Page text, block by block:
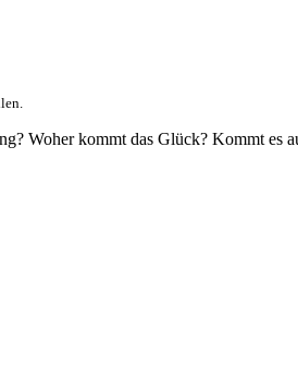
Woher kommt das Glück? Kommt es